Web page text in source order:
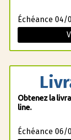
Échéance 04/
Obtenez la
line.
Échéance 06/